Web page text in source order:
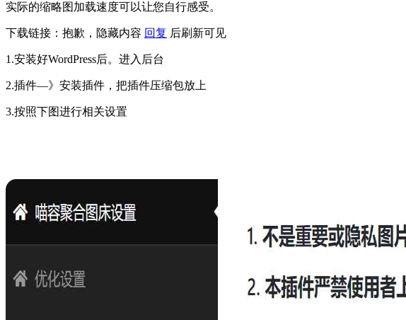
实际的缩略图加载速度可以让您自行感受。
下载链接： 抱歉，隐藏内容 回复 后刷新可见
1.安装好WordPress后。进入后台
2.插件—》安装插件，把插件压缩包放上
3.按照下图进行相关设置